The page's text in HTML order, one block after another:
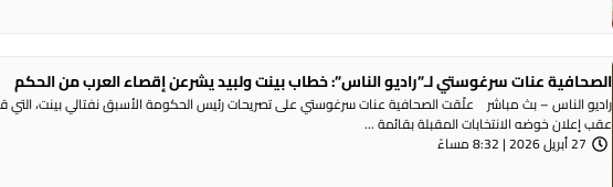
الصحافية عنات سرغوستي لـ”راديو الناس”: خطاب بينت ولبيد يشرعن إقصاء العرب من الحكم
راديو الناس – بث مباشر علّقت الصحافية عنات سرغوستي على تصريحات رئيس الحكومة الأسبق نفتالي بينت، التي
عقب إعلان خوضه الانتخابات المقبلة بقائمة ...
27 أبريل 2026 | 8:32 مساءً